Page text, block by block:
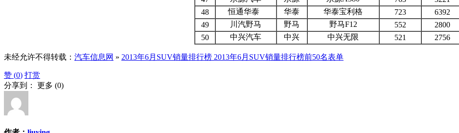
48
恒通华泰 华泰 华泰宝利格 723
6392
49
川汽野马 野马 野马F12 552
2800
50
中兴汽车 中兴 中兴无限 521 2756
未经允许不得转载： 汽车信息网 » 2013年6月SUV销量排行榜 2013年6月SUV销量排行榜前50名表单
赞 (0) 打赏
分享到： 更多 (0)